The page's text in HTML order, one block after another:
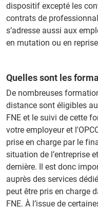
dispositif excepté les
contrats de
s’adresse aussi aux
en mutation ou en
Quelles sont les
De nombreuses
distance sont éligibles
FNE et le suivi de cette
votre employeur et
prise en charge par le
situation de l’entreprise
dernière. Il est donc
auprès des services
peut être pris en charge
FNE. À l’issue de